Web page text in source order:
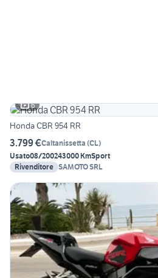
6
Honda CBR 954 RR
3.799 €Caltanissetta (CL)
Usato08/200243000 KmSport
Rivenditore SAMOTO SRL